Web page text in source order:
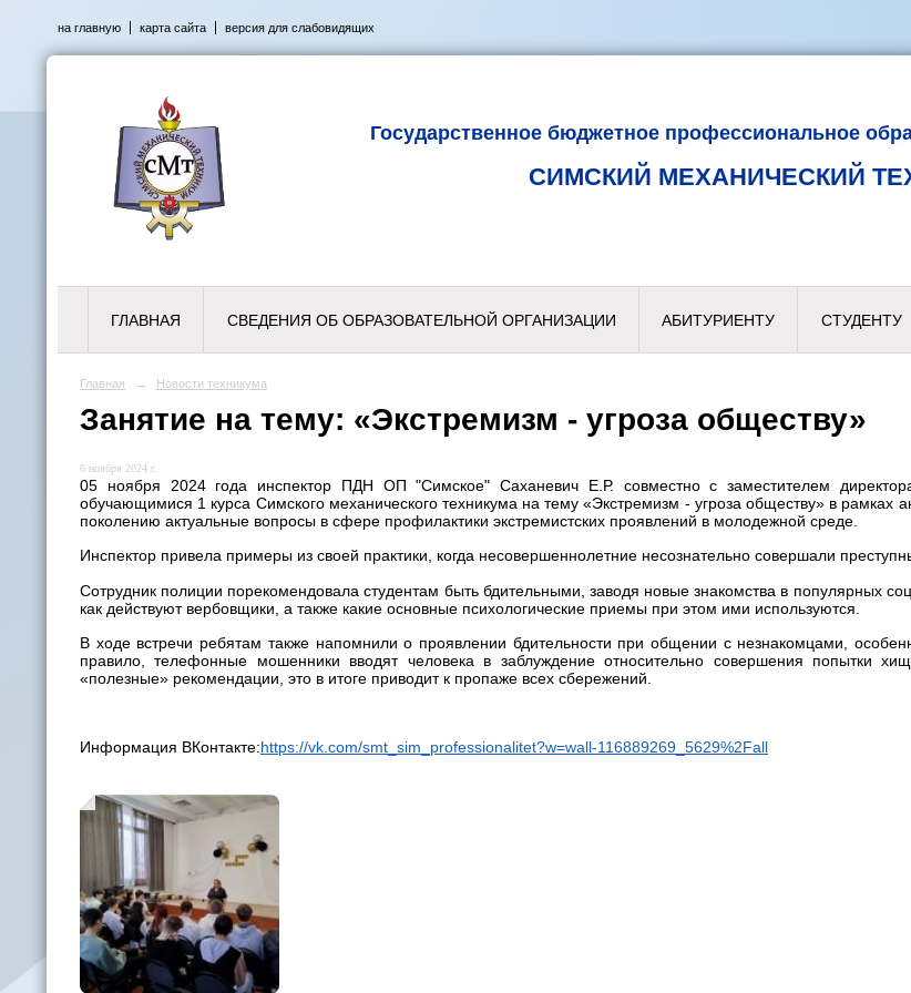
на главную карта сайта версия для слабовидящих
Государственное бюджетное профессиональное
СИМСКИЙ МЕХАНИЧЕСКИЙ
ГЛАВНАЯ СВЕДЕНИЯ ОБ ОБРАЗОВАТЕЛЬНОЙ ОРГАНИЗАЦИИ АБИТУРИЕНТУ СТУДЕНТУ
Главная → Новости техникума
Занятие на тему: «Экстремизм - угроза обществу»
6 ноября 2024 г.
05 ноября 2024 года инспектор ПДН ОП "Симское" Саханевич Е.Р. совместно с заместителем
обучающимися 1 курса Симского механического техникума на тему «Экстремизм - угроза обществу» в
поколению актуальные вопросы в сфере профилактики экстремистских проявлений в молодежной среде.
Инспектор привела примеры из своей практики, когда несовершеннолетние несознательно совершали
Сотрудник полиции порекомендовала студентам быть бдительными, заводя новые знакомства в популярных
как действуют вербовщики, а также какие основные психологические приемы при этом ими используются.
В ходе встречи ребятам также напомнили о проявлении бдительности при общении с незнакомцами,
правило, телефонные мошенники вводят человека в заблуждение относительно совершения попытки
«полезные» рекомендации, это в итоге приводит к пропаже всех сбережений.
Информация ВКонтакте:https://vk.com/smt_sim_professionalitet?w=wall-116889269_5629%2Fall